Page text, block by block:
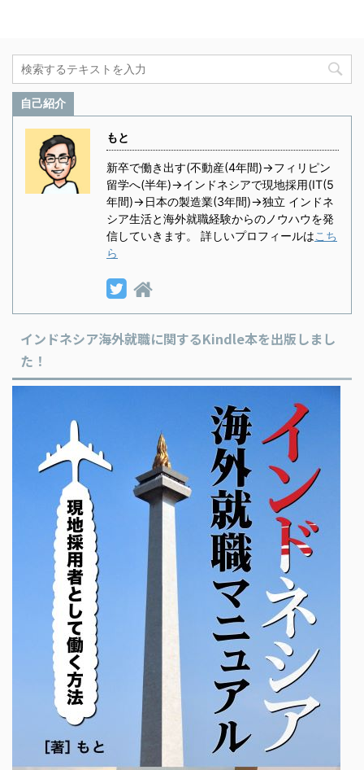
自己紹介
もと
新卒で働き出す(不動産(4年間)→フィリピン
留学へ(半年)→インドネシアで現地採用(IT(5
年間)→日本の製造業(3年間)→独立 インドネ
シア生活と海外就職経験からのノウハウを発
信していきます。 詳しいプロフィールはこち
ら
インドネシア海外就職に関するKindle本を出版しまし
た！